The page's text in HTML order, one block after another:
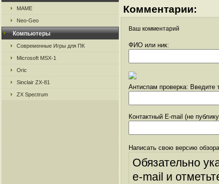
MAME
Neo-Geo
Компьютеры
Современные Игры для ПК
Microsoft MSX-1
Oric
Sinclair ZX-81
ZX Spectrum
Комментарии:
Ваш комментарий
ФИО или ник:
Антиспам проверка: Введите
Контактный E-mail (не
Написать свою версию
Обязательно
e-mail и